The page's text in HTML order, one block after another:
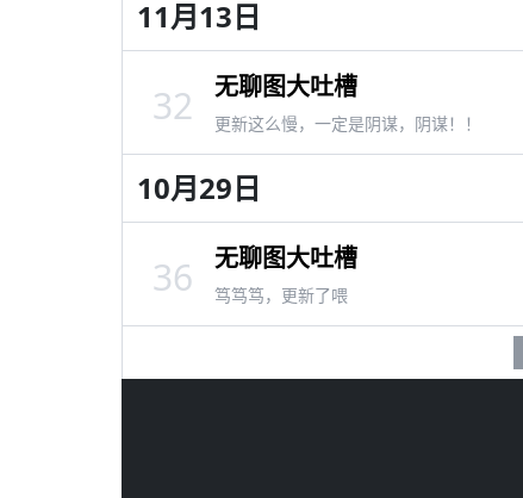
11月13日
无聊图大吐槽
更新这么慢，一定是阴谋，阴谋！！
32
10月29日
无聊图大吐槽
笃笃笃，更新了喂
36